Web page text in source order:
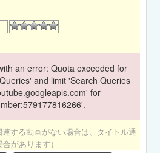
an error: Quota exceeded for
and limit 'Search Queries
for
する動画がない場合は、タイトル通
があります）